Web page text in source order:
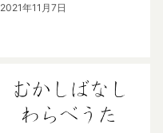
2021年11月7日